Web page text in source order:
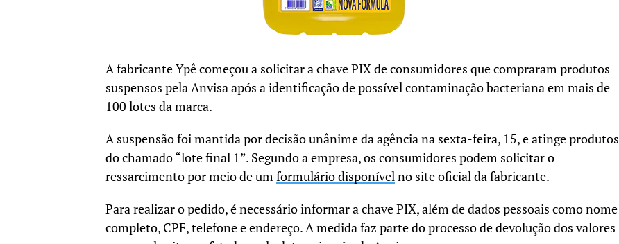
A fabricanteYpêcomeçou a solicitar a chave PIX de consumidores que compraram produtos
suspensos pelaAnvisaapós a identificação de possível contaminação bacteriana em mais de
100 lotes da marca.
A suspensão foi mantida por decisão unânime da agência na sexta-feira, 15, e atinge produtos
do chamado “lote final 1”. Segundo a empresa, os consumidores podem solicitar o
ressarcimento por meio de umformulário disponívelno site oficial da fabricante.
Para realizar o pedido, é necessário informar a chave PIX, além de dados pessoais como nome
completo, CPF, telefone e endereço. A medida faz parte do processo de devolução dos valores